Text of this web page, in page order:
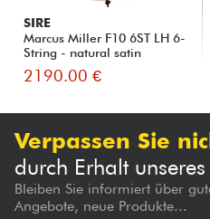
SIRE
Marcus Miller F10 6ST LH 6-
String - natural satin
2190.00 €
Verpassen Sie
durch Erhalt
Bleiben Sie informiert über
Angebote, neue Produkte...